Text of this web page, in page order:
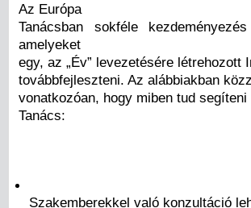
Az Európa
Tanácsban sokféle
amelyeket
egy, az „Év” levezetésére létrehozott
továbbfejleszteni. Az alábbiakban
vonatkozóan, hogy miben tud segíteni
Tanács:
Szakemberekkel való konzultáció